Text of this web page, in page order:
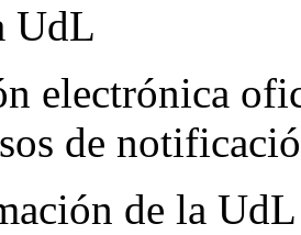
UdL
electrónica
de
de la UdL